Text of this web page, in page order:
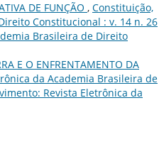
DE FUNÇÃO , Constituição,
Constitucional : v. 14 n. 26
Brasileira de Direito
E O ENFRENTAMENTO DA
da Academia Brasileira de
Revista Eletrônica da